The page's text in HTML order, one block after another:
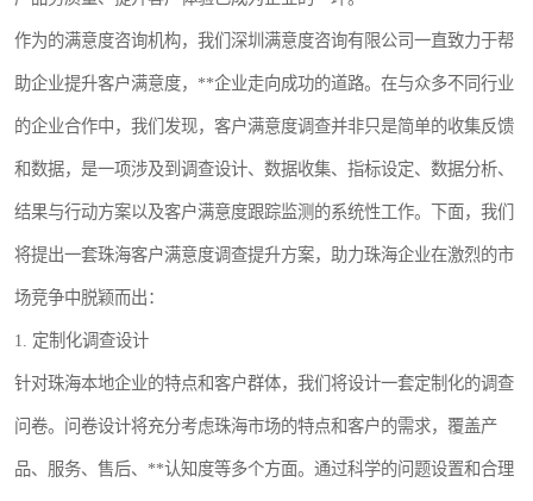
作为的满意度咨询机构，我们深圳满意度咨询有限公司一直致力于帮
助企业提升客户满意度，**企业走向成功的道路。在与众多不同行业
的企业合作中，我们发现，客户满意度调查并非只是简单的收集反馈
和数据，是一项涉及到调查设计、数据收集、指标设定、数据分析、
结果与行动方案以及客户满意度跟踪监测的系统性工作。下面，我们
将提出一套珠海客户满意度调查提升方案，助力珠海企业在激烈的市
场竞争中脱颖而出：
1. 定制化调查设计
针对珠海本地企业的特点和客户群体，我们将设计一套定制化的调查
问卷。问卷设计将充分考虑珠海市场的特点和客户的需求，覆盖产
品、服务、售后、**认知度等多个方面。通过科学的问题设置和合理